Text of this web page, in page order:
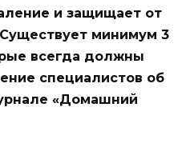
и защищает от
минимум 3
всегда должны
специалистов об
«Домашний